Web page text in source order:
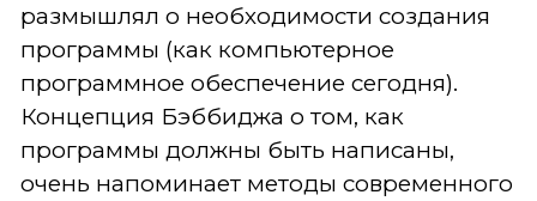
размышлял о необходимости создания
программы (как компьютерное
программное обеспечение сегодня).
Концепция Бэббиджа о том, как
программы должны быть написаны,
очень напоминает методы современного